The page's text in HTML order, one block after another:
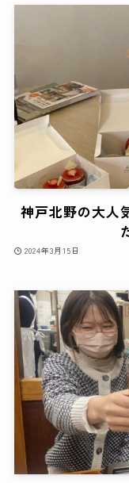
神戸北野の大人
2024年3月15日